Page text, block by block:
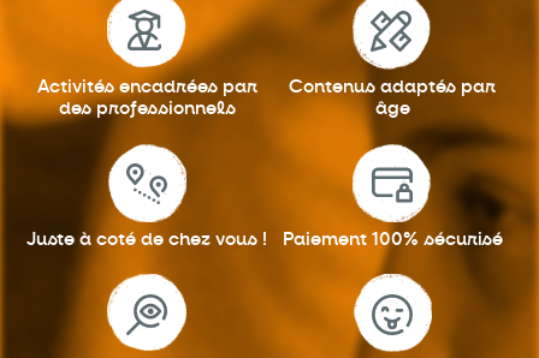
Activités encadrées par
des professionnels
Contenus adaptés par
âge
Juste à coté de chez vous ! Paiement 100% sécurisé